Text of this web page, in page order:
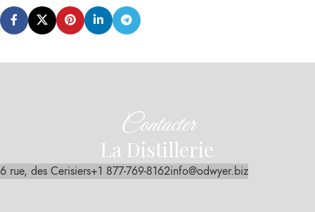
Contacter
La Distillerie
6 rue, des Cerisiers+1 877-769-8162info@odwyer.biz